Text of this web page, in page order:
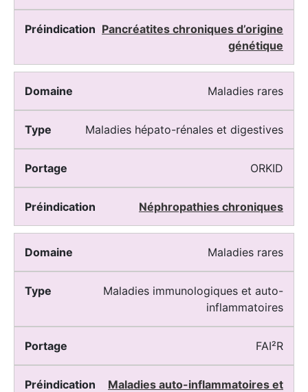
Pancréatites chroniques d’origine
génétique
Maladies rares
Maladies hépato-rénales et digestives
ORKID
Néphropathies chroniques
Maladies rares
Maladies immunologiques et auto-
inflammatoires
FAI²R
Maladies auto-inflammatoires et